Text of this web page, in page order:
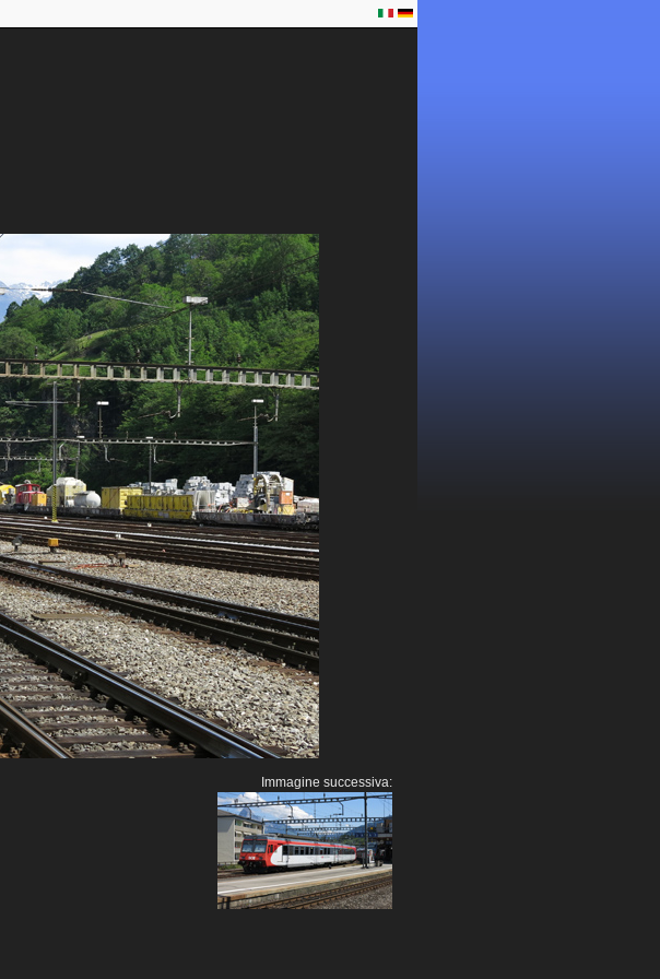
Immagine successiva: